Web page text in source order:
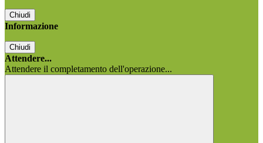
Chiudi
Informazione
Chiudi
Attendere...
Attendere il completamento dell'operazione...